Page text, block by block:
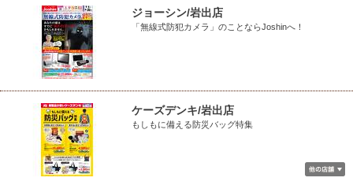
ジョーシン/岩出店
「無線式防犯カメラ」のことならJoshinへ！
ケーズデンキ/岩出店
もしもに備える防災バッグ特集